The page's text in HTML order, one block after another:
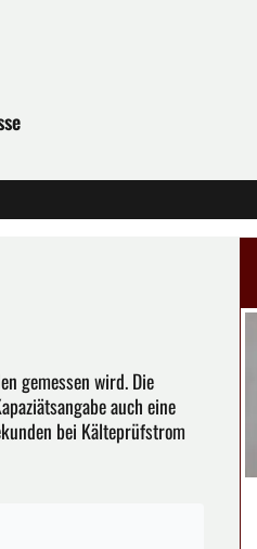
gemessen wird. Die
auch eine
bei Kälteprüfstrom